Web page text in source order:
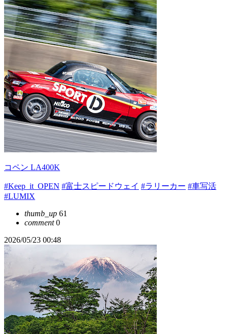
コペン LA400K
#Keep_it_OPEN #富士スピードウェイ #ラリーカー #車写活
#LUMIX
thumb_up 61
comment0
2026/05/23 00:48